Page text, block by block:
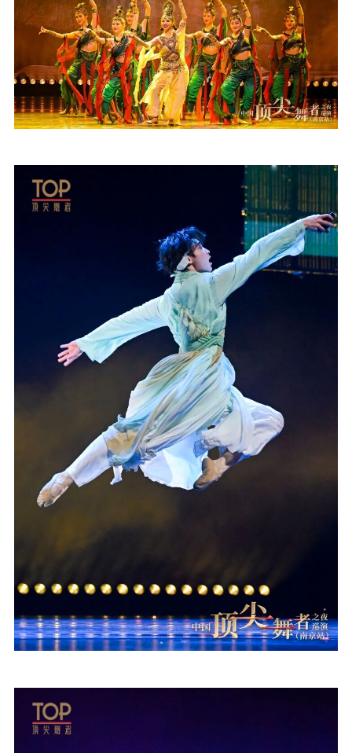
电影工作
电影创作 电影市场
机关党建
党建要闻 学习在线
职称评审
数据资源
公共服务
新闻出版
政务服务
科研创新
服务管理平台
智库服务
管理平台
数字出版
审读服务
案管理系统
理论宣讲
共建共享平台
政工继续教育学
责任编辑注册
业务申报系统